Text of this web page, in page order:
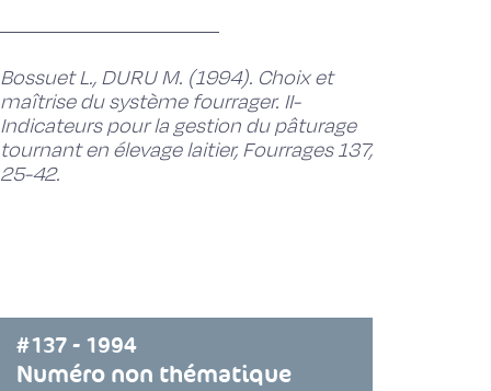
Bossuet L., DURU M. (1994). Choix et
maîtrise du système fourrager. II-
Indicateurs pour la gestion du pâturage
tournant en élevage laitier, Fourrages 137,
25-42.
#137 - 1994
Numéro non thématique